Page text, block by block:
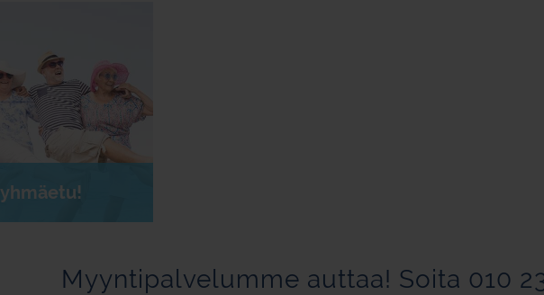
Myyntipalvelumme auttaa! Soita 010